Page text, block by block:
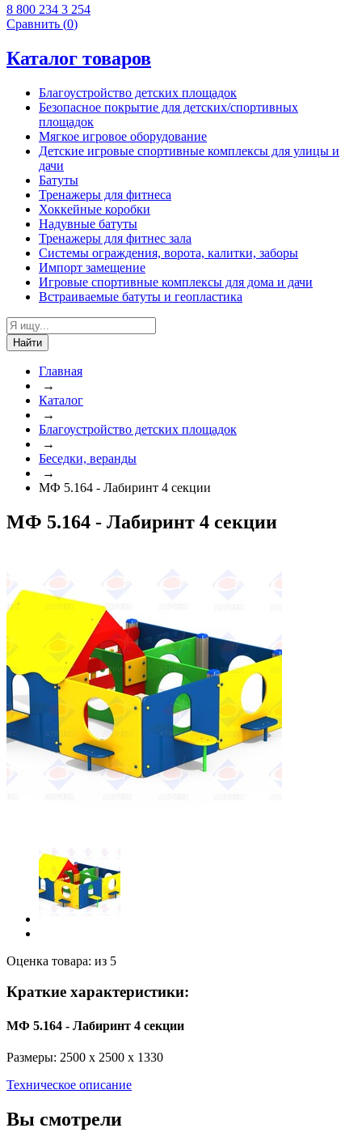
8 800 234 3 254
Сравнить (0)
Каталог товаров
Благоустройство детских площадок
Безопасное покрытие для детских/спортивных
площадок
Мягкое игровое оборудование
Детские игровые спортивные комплексы для улицы и
дачи
Батуты
Тренажеры для фитнеса
Хоккейные коробки
Надувные батуты
Тренажеры для фитнес зала
Системы ограждения, ворота, калитки, заборы
Импорт замещение
Игровые спортивные комплексы для дома и дачи
Встраиваемые батуты и геопластика
Найти
Главная
→
Каталог
→
Благоустройство детских площадок
→
Беседки, веранды
→
МФ 5.164 - Лабиринт 4 секции
МФ 5.164 - Лабиринт 4 секции
Оценка товара: из 5
Краткие характеристики:
МФ 5.164 - Лабиринт 4 секции
Размеры: 2500 x 2500 x 1330
Техническое описание
Вы смотрели